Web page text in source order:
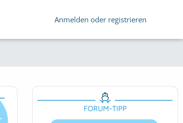
Anmelden oder registrieren